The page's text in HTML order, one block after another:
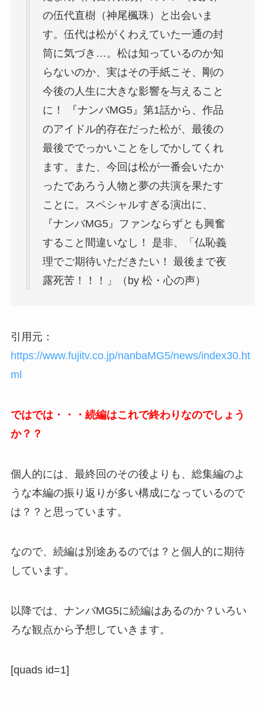
の伍代直樹（神尾楓珠）と出会いま
す。伍代は松がくわえていた一通の封
筒に気づき…。松は知っているのか知
らないのか、実はその手紙こそ、剛の
今後の人生に大きな影響を与えること
に！ 『ナンバMG5』第1話から、作品
のアイドル的存在だった松が、最後の
最後ででっかいことをしでかしてくれ
ます。また、今回は松が一番会いたか
ったであろう人物と夢の共演を果たす
ことに。スペシャルすぎる演出に、
『ナンバMG5』ファンならずとも興奮
すること間違いなし！ 是非、「仏恥義
理でご期待いただきたい！ 最後まで夜
露死苦！！！」（by 松・心の声）
引用元：
https://www.fujitv.co.jp/nanbaMG5/news/index30.ht
ml
ではでは・・・続編はこれで終わりなのでしょう
か？？
個人的には、最終回のその後よりも、総集編のよ
うな本編の振り返りが多い構成になっているので
は？？と思っています。
なので、続編は別途あるのでは？と個人的に期待
しています。
以降では、ナンバMG5に続編はあるのか？いろい
ろな観点から予想していきます。
[quads id=1]